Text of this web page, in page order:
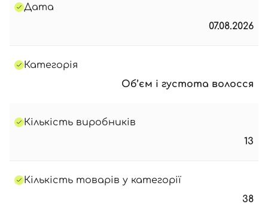
Дата
07.08.2026
Категорія
Об’єм і густота волосся
Кількість виробників
13
Кількість товарів у категорії
38